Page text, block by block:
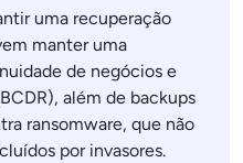
uma recuperação
manter uma
de negócios e
além de backups
ransomware, que não
por invasores.